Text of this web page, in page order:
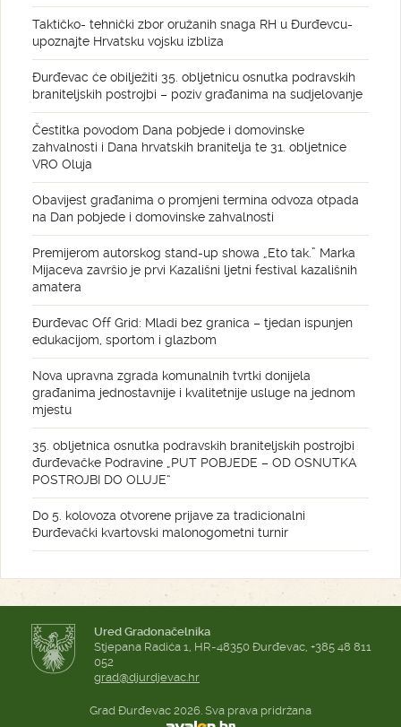
Taktičko- tehnički zbor oružanih snaga RH u Đurđevcu-
upoznajte Hrvatsku vojsku izbliza
Đurđevac će obilježiti 35. obljetnicu osnutka podravskih
braniteljskih postrojbi – poziv građanima na sudjelovanje
Čestitka povodom Dana pobjede i domovinske
zahvalnosti i Dana hrvatskih branitelja te 31. obljetnice
VRO Oluja
Obavijest građanima o promjeni termina odvoza otpada
na Dan pobjede i domovinske zahvalnosti
Premijerom autorskog stand-up showa „Eto tak.” Marka
Mijaceva završio je prvi Kazališni ljetni festival kazališnih
amatera
Đurđevac Off Grid: Mladi bez granica – tjedan ispunjen
edukacijom, sportom i glazbom
Nova upravna zgrada komunalnih tvrtki donijela
građanima jednostavnije i kvalitetnije usluge na jednom
mjestu
35. obljetnica osnutka podravskih braniteljskih postrojbi
đurđevačke Podravine „PUT POBJEDE – OD OSNUTKA
POSTROJBI DO OLUJE“
Do 5. kolovoza otvorene prijave za tradicionalni
Đurđevački kvartovski malonogometni turnir
Ured Gradonačelnika
Stjepana Radića 1, HR-48350 Đurđevac, +385 48 811
052
grad@djurdjevac.hr
Grad Đurđevac 2026. Sva prava pridržana